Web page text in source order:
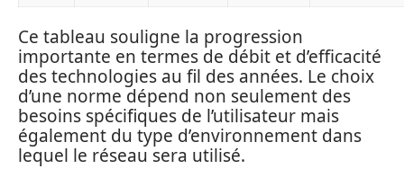
Ce tableau souligne la progression
importante en termes de débit et d’efficacité
des technologies au fil des années. Le choix
d’une norme dépend non seulement des
besoins spécifiques de l’utilisateur mais
également du type d’environnement dans
lequel le réseau sera utilisé.